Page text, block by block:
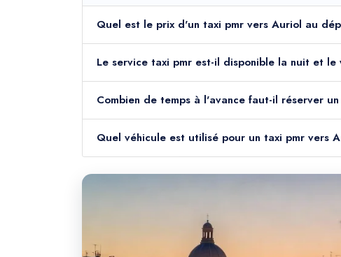
Quel est le prix d'un taxi pmr vers Auriol au
Le service taxi pmr est-il disponible la nuit et
Combien de temps à l'avance faut-il réserver
Quel véhicule est utilisé pour un taxi pmr vers